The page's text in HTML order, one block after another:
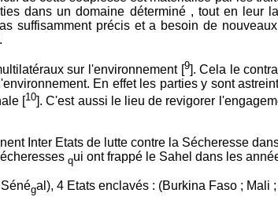
dans un domaine déterminé , tout en
suffisamment précis et a besoin de
sur l'environnement [9]. Cela le
En effet les parties y sont
[ 10 ]. C'est aussi le lieu de revigorer
Inter Etats de lutte contre la Sécheresse
qui ont frappé le Sahel dans les
gal), 4 Etats enclavés : (Burkina Faso ; Mali